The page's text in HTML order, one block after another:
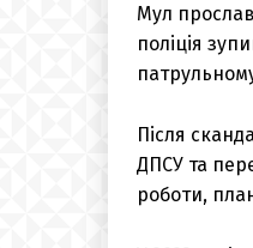
Мул
поліція
Після
ДПСУ та
роботи,